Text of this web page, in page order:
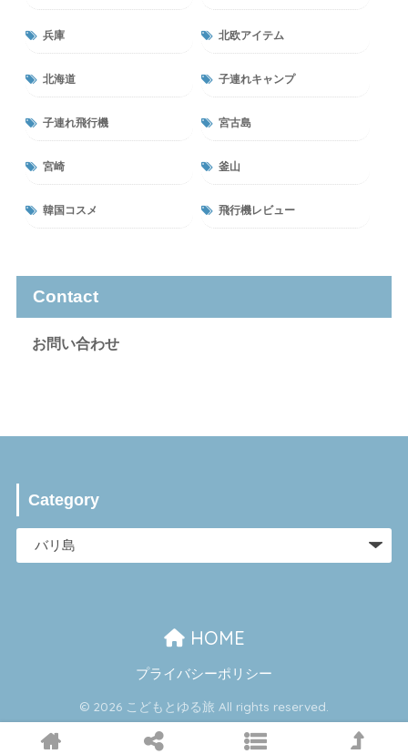
兵庫 北欧アイテム
北海道 子連れキャンプ
子連れ飛行機 宮古島
宮崎 釜山
韓国コスメ 飛行機レビュー
Contact
お問い合わせ
Category
HOME
プライバシーポリシー
© 2026 こどもとゆる旅 All rights reserved.